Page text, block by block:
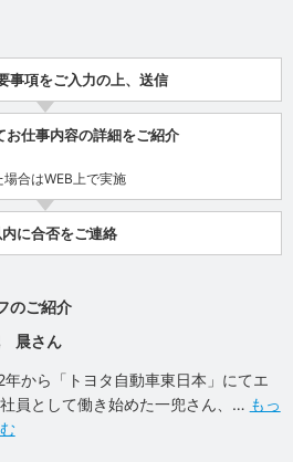
事項をご入力の上、送信
お仕事内容の詳細をご紹介
合はWEB上で実施
に合否をご連絡
のご紹介
晨さん
年から「トヨタ自動車東日本」にてエ
員として働き始めた一兜さん、
もっ